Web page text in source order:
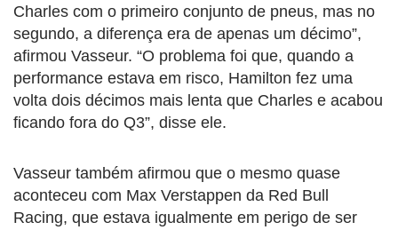
Charles com o primeiro conjunto de pneus, mas no
segundo, a diferença era de apenas um décimo”,
afirmou Vasseur. “O problema foi que, quando a
performance estava em risco, Hamilton fez uma
volta dois décimos mais lenta que Charles e acabou
ficando fora do Q3”, disse ele.
Vasseur também afirmou que o mesmo quase
aconteceu com Max Verstappen da Red Bull
Racing, que estava igualmente em perigo de ser